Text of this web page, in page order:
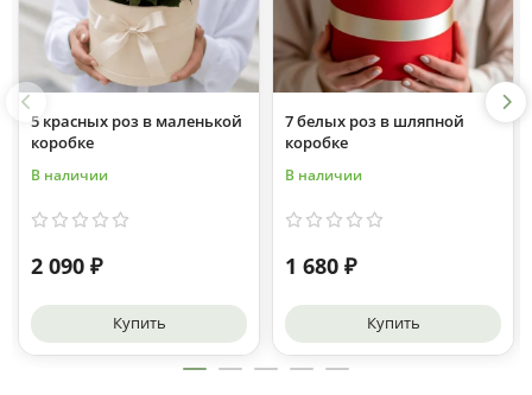
5 красных роз в маленькой
коробке
В наличии
2 090 ₽
Купить
7 белых роз в шляпной
коробке
В наличии
1 680 ₽
Купить